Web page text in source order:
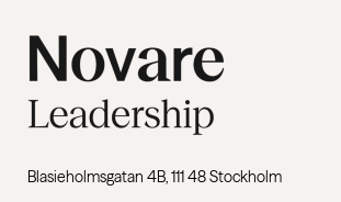
Blasieholmsgatan 4B, 111 48 Stockholm